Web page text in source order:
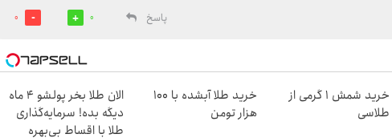
پاسخ
0
0
خرید شمش 1 گرمی از
طلاسی
خرید طلا آبشده با 100
هزار تومن
الان طلا بخر پولشو 4 ماه
دیگه بده! سرمایه‌گذاری
طلا با اقساط بی‌بهره